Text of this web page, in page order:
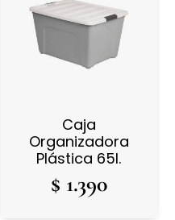
Caja
Organizadora
Plástica 65l.
$ 1.390